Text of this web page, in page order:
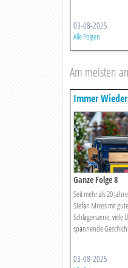
03-08-2025
Alle Folgen
Am meisten
Immer
Ganze Folge 8
Seit mehr als 20
Stefan Mross mit
Schlagerszene, viele
spannende
03-08-2025